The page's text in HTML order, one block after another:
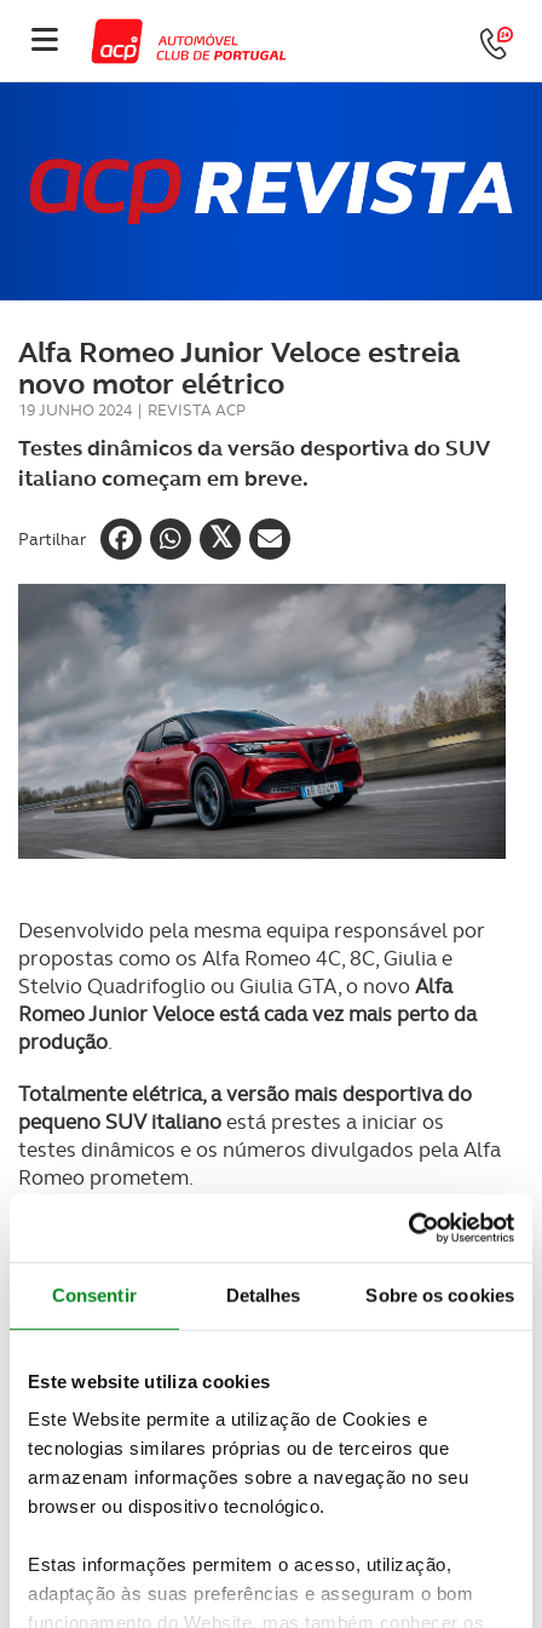
Consentir Detalhes Sobre os cookies
Este website utiliza cookies
Este Website permite a utilização de Cookies e
tecnologias similares próprias ou de terceiros que
armazenam informações sobre a navegação no seu
browser ou dispositivo tecnológico.
Estas informações permitem o acesso, utilização,
adaptação às suas preferências e asseguram o bom
funcionamento do Website, mas também conhecer os
Alfa Romeo Junior Veloce estreia
novo motor elétrico
19 JUNHO 2024 | REVISTA ACP
Testes dinâmicos da versão desportiva do SUV
italiano começam em breve.
Partilhar
Desenvolvido pela mesma equipa responsável por
propostas como os Alfa Romeo 4C, 8C, Giulia e
Stelvio Quadrifoglio ou Giulia GTA, o novoAlfa
Romeo Junior Veloce está cada vez mais perto da
produção.
Totalmente elétrica, a versão mais desportiva do
pequeno SUV italianoestá prestes a iniciar os
testes dinâmicos e os números divulgados pela Alfa
Romeo prometem.
novo motor 100% elétrico, o
Junior Veloce apresenta-se com 280 cv (207 kW) e
345 Nmde binário, números em linha com os
Newsletter Revista
Receba as novidades do mundo automóvel e
do universo ACP.
SUBSCREVER